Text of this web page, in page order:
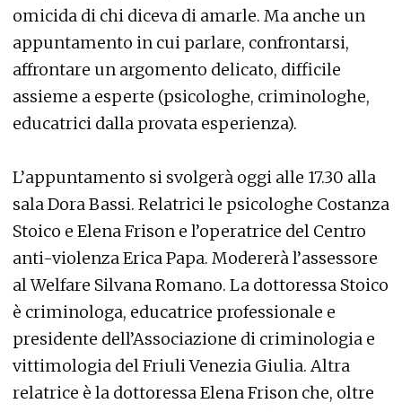
omicida di chi diceva di amarle. Ma anche un
appuntamento in cui parlare, confrontarsi,
affrontare un argomento delicato, difficile
assieme a esperte (psicologhe, criminologhe,
educatrici dalla provata esperienza).
L’appuntamento si svolgerà oggi alle 17.30 alla
sala Dora Bassi. Relatrici le psicologhe Costanza
Stoico e Elena Frison e l’operatrice del Centro
anti-violenza Erica Papa. Modererà l’assessore
al Welfare Silvana Romano. La dottoressa Stoico
è criminologa, educatrice professionale e
presidente dell’Associazione di criminologia e
vittimologia del Friuli Venezia Giulia. Altra
relatrice è la dottoressa Elena Frison che, oltre